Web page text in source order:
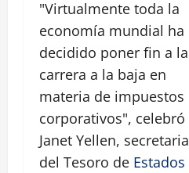
"Virtualmente toda la
economía mundial ha
decidido poner fin a la
carrera a la baja en
materia de impuestos
corporativos", celebró
Janet Yellen, secretaria
del Tesoro de Estados